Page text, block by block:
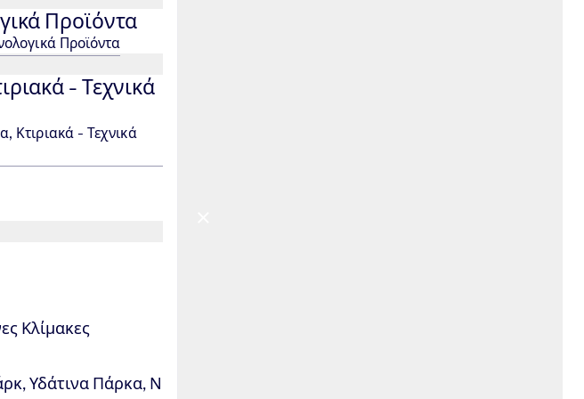
Προϊόντα
Προϊόντα
- Τεχνικά
Κτιριακά - Τεχνικά
Κλίμακες
Υδάτινα Πάρκα, Ν